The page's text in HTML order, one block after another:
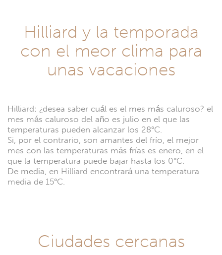
Hilliard y la temporada
con el meor clima para
unas vacaciones
Hilliard: ¿desea saber cuál es el mes más caluroso? el
mes más caluroso del año es julio en el que las
temperaturas pueden alcanzar los 28°C.
Si, por el contrario, son amantes del frío, el mejor
mes con las temperaturas más frías es enero, en el
que la temperatura puede bajar hasta los 0°C.
De media, en Hilliard encontrará una temperatura
media de 15°C.
Ciudades cercanas